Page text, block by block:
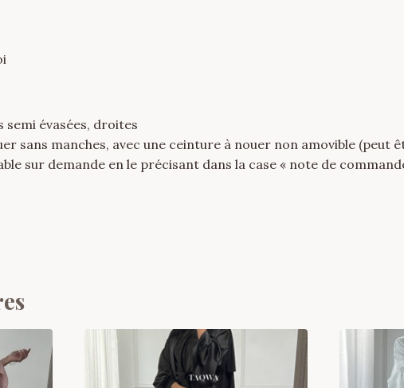
semi évasées, droites
sans manches, avec une ceinture à nouer non amovible
sur demande en le précisant dans la case « note de